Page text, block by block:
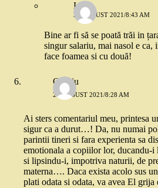
Lia
21 AUGUST 2021/8:43 AM
Bine ar fi să se poată trăi in
singur salariu, mai nasol e ca,
face foamea si cu două!
Ovidiu
21 AUGUST 2021/8:28 AM
Ai sters comentariul meu, printesa
sigur ca a durut…! Da, nu numai
parintii tineri si fara experienta sa
emotionala a copiilor lor, ducandu-i
si lipsindu-i, impotriva naturii, de
materna…. Daca exista acolo sus
plati odata si odata, va avea El grija